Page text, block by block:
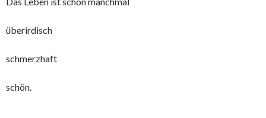
überirdisch
schmerzhaft
schön.